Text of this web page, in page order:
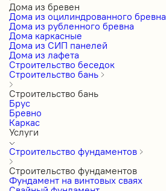
Дома из бревен
Дома из оцилиндрованного бревна
Дома из рубленного бревна
Дома каркасные
Дома из СИП панелей
Дома из лафета
Строительство беседок
Строительство бань
Строительство бань
Брус
Бревно
Каркас
Услуги
Строительство фундаментов
Строительство фундаментов
Фундамент на винтовых сваях